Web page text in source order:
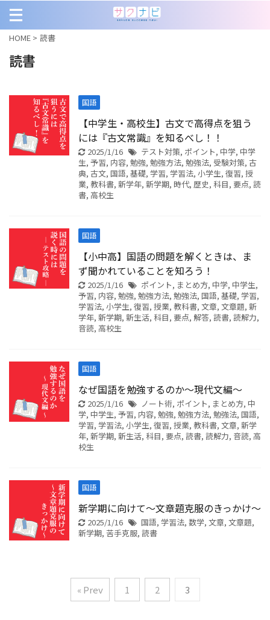
HOME > 読書
読書
国語
【中学生・高校生】古文で高得点を狙う
には『古文常識』を知るべし！！
2025/1/16 テスト対策, ポイント, 中学, 中学
生, 予習, 内容, 勉強, 勉強方法, 勉強法, 受験対策, 古
典, 古文, 国語, 基礎, 学習, 学習法, 小学生, 復習, 授
業, 教科書, 新学年, 新学期, 時代, 歴史, 科目, 要点, 読
書, 高校生
国語
【小中高】国語の問題を解くときは、ま
ず聞かれていることを知ろう！
2025/1/16 ポイント, まとめ方, 中学, 中学生,
予習, 内容, 勉強, 勉強方法, 勉強法, 国語, 基礎, 学習,
学習法, 小学生, 復習, 授業, 教科書, 文章, 文章題, 新
学年, 新学期, 新生活, 科目, 要点, 解答, 読書, 読解力,
音読, 高校生
国語
なぜ国語を勉強するのか～現代文編～
2025/1/16 ノート術, ポイント, まとめ方, 中
学, 中学生, 予習, 内容, 勉強, 勉強方法, 勉強法, 国語,
学習, 学習法, 小学生, 復習, 授業, 教科書, 文章, 新学
年, 新学期, 新生活, 科目, 要点, 読書, 読解力, 音読, 高
校生
国語
新学期に向けて～文章題克服のきっかけ～
2025/1/16 国語, 学習法, 数学, 文章, 文章題,
新学期, 苦手克服, 読書
« Prev 1 2 3